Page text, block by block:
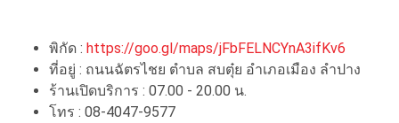
พิกัด : https://goo.gl/maps/jFbFELNCYnA3ifKv6
ที่อยู่ : ถนนฉัตรไชย ตำบล สบตุ๋ย อำเภอเมือง ลำปาง
ร้านเปิดบริการ : 07.00 - 20.00 น.
โทร : 08-4047-9577